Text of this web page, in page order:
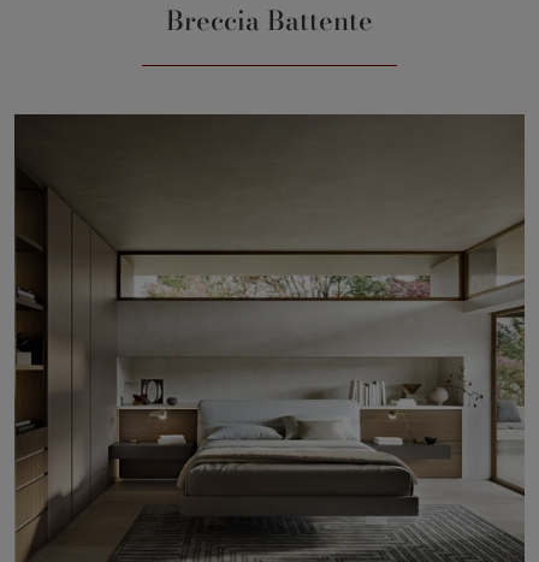
Breccia Battente